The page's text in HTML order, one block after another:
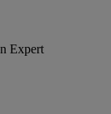
Expert